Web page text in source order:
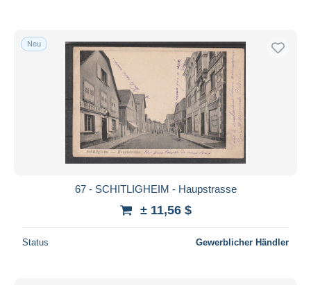
Neu
67 - SCHITLIGHEIM - Haupstrasse
± 11,56 $
Status Gewerblicher Händler